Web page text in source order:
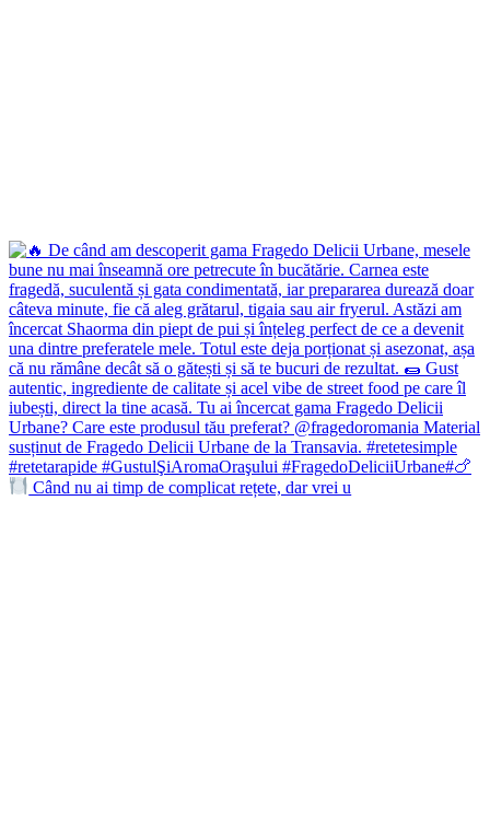
Când nu ai timp de complicat rețete, dar vrei u